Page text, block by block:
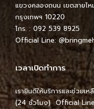
แขวงคลองถนน เขตสายไห
กรุงเทพฯ 10220
โทร. : 092 539 8925
Official Line:
เวลาเปิดทำการ
เรายินดีให้บริการและช่วย
(24 ชั่วโมง) Official